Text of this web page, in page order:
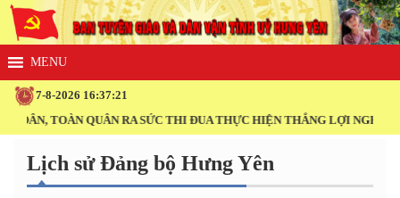
7-8-2026 16:37:22
QUÂN RA SỨC THI ĐUA THỰC HIỆN THẮNG LỢI NGHỊ QUYẾT
Lịch sử Đảng bộ Hưng Yên